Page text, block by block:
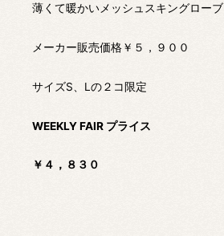
薄くて暖かいメッシュスキングローブ
メーカー販売価格￥５，９００
サイズS、Lの２コ限定
WEEKLY FAIR プライス
￥４，８３０